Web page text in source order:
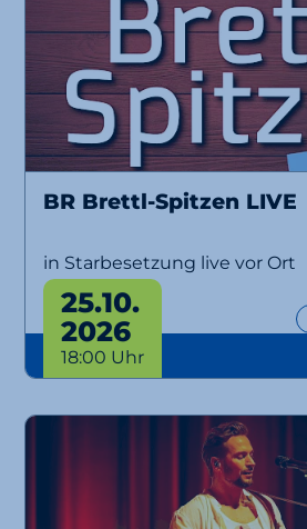
BR Brettl-Spitzen LIVE
in Starbesetzung live vor Ort
25.10.
2026
18:00 Uhr